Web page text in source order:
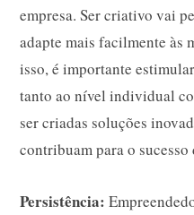
empresa. Ser criativo vai
adapte mais facilmente às
isso, é importante
tanto ao nível individual
ser criadas soluções
contribuam para o
Persistência: